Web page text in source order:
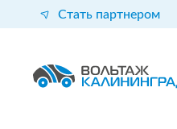
Стать партнером